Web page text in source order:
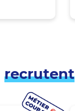
recrutent